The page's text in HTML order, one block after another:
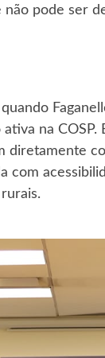
pode ser
na
diretamente
com